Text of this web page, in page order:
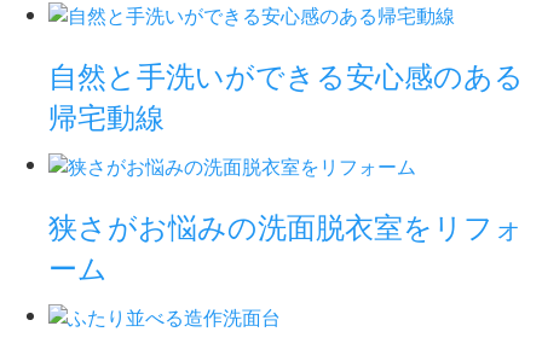
自然と手洗いができる安心感のある
帰宅動線
狭さがお悩みの洗面脱衣室をリフォ
ーム